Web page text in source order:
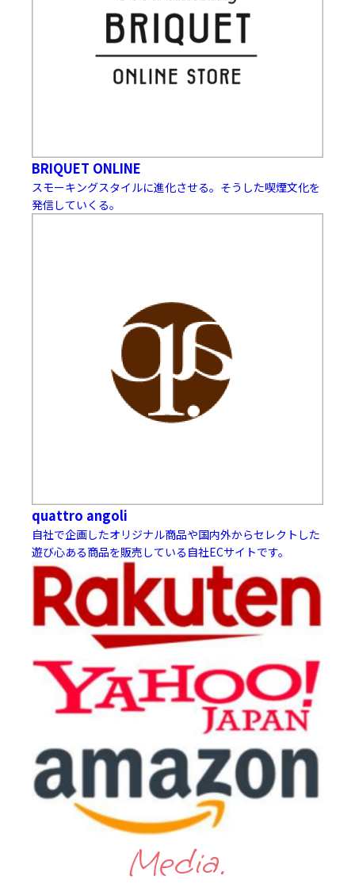
BRIQUET ONLINE
スモーキングスタイルに進化させる。そうした喫煙文化を
発信していくる。
quattro angoli
自社で企画したオリジナル商品や国内外からセレクトした
遊び心ある商品を販売している自社ECサイトです。
Media.